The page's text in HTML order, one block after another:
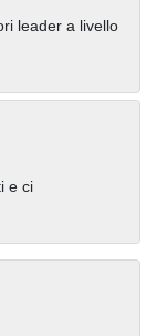
leader a livello
e ci